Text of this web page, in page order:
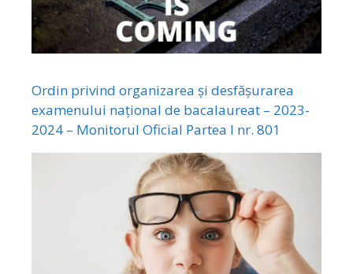
Ordin privind organizarea și desfășurarea
examenului național de bacalaureat – 2023-
2024 – Monitorul Oficial Partea I nr. 801